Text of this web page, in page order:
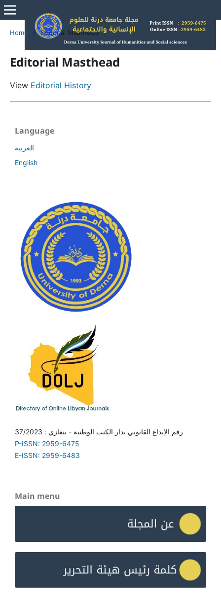
Home / Editorial Masthead
Editorial Masthead
View Editorial History
Language
العربية
English
رقم الإيداع القانوني بدار الكتب الوطنية - بنغازي : 37/2023
P-ISSN: 2959-6475
E-ISSN: 2959-6483
Main menu